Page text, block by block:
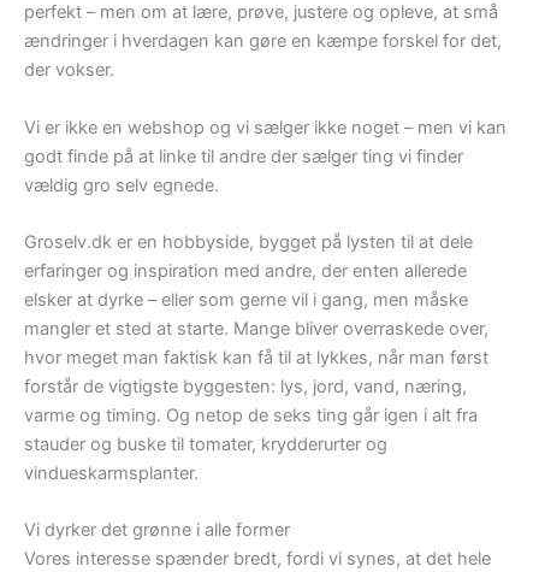
perfekt – men om at lære, prøve, justere og opleve, at små
ændringer i hverdagen kan gøre en kæmpe forskel for det,
der vokser.
Vi er ikke en webshop og vi sælger ikke noget – men vi kan
godt finde på at linke til andre der sælger ting vi finder
vældig gro selv egnede.
Groselv.dk er en hobbyside, bygget på lysten til at dele
erfaringer og inspiration med andre, der enten allerede
elsker at dyrke – eller som gerne vil i gang, men måske
mangler et sted at starte. Mange bliver overraskede over,
hvor meget man faktisk kan få til at lykkes, når man først
forstår de vigtigste byggesten: lys, jord, vand, næring,
varme og timing. Og netop de seks ting går igen i alt fra
stauder og buske til tomater, krydderurter og
vindueskarmsplanter.
Vi dyrker det grønne i alle former
Vores interesse spænder bredt, fordi vi synes, at det hele